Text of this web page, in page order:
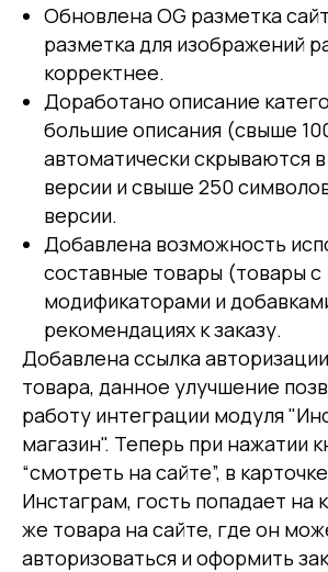
Обновлена OG разметка
разметка для изображений
корректнее.
Доработано описание
большие описания (свыше
автоматически скрываются
версии и свыше 250
версии.
Добавлена возможность
составные товары (товары с
модификаторами и
рекомендациях к заказу.
Добавлена ссылка
товара, данное улучшение
работу интеграции модуля
магазин". Теперь при нажатии
“смотреть на сайте”, в
Инстаграм, гость попадает на
же товара на сайте, где он
авторизоваться и оформить